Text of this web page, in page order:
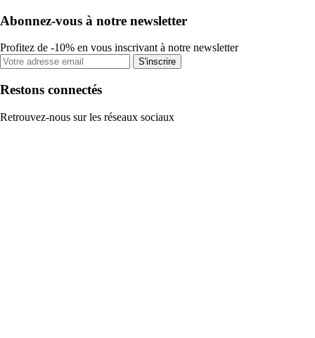
Abonnez-vous à notre newsletter
Profitez de -10% en vous inscrivant à notre newsletter
S'inscrire
Restons connectés
Retrouvez-nous sur les réseaux sociaux